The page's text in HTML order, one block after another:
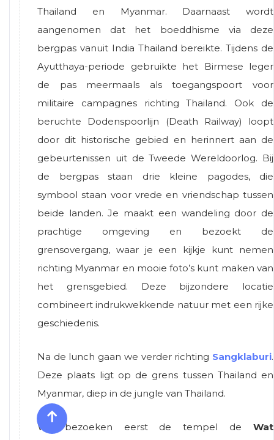
Thailand en Myanmar. Daarnaast wordt
aangenomen dat het boeddhisme via deze
bergpas vanuit India Thailand bereikte. Tijdens de
Ayutthaya-periode gebruikte het Birmese leger
de pas meermaals als toegangspoort voor
militaire campagnes richting Thailand. Ook de
beruchte Dodenspoorlijn (Death Railway) loopt
door dit historische gebied en herinnert aan de
gebeurtenissen uit de Tweede Wereldoorlog. Bij
de bergpas staan drie kleine pagodes, die
symbool staan voor vrede en vriendschap tussen
beide landen. Je maakt een wandeling door de
prachtige omgeving en bezoekt de
grensovergang, waar je een kijkje kunt nemen
richting Myanmar en mooie foto’s kunt maken van
het grensgebied. Deze bijzondere locatie
combineert indrukwekkende natuur met een rijke
geschiedenis.
Na de lunch gaan we verder richting Sangklaburi.
Deze plaats ligt op de grens tussen Thailand en
Myanmar, diep in de jungle van Thailand.
We bezoeken eerst de tempel de Wat